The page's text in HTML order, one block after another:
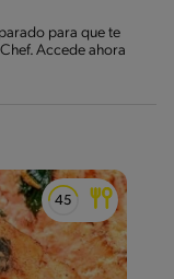
para que te
Accede ahora